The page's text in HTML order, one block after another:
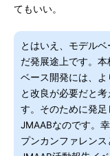
てもいい。
とはいえ、モデルベ
だ発展途上です。
ベース開発には、よ
と改良が必要だと考
す。そのために発足
JMAABなのです。
プンカンファレン